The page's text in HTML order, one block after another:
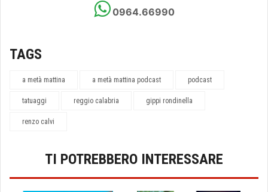
0964.66990
TAGS
a metà mattina a metà mattina podcast podcast
tatuaggi reggio calabria gippi rondinella
renzo calvi
TI POTREBBERO INTERESSARE